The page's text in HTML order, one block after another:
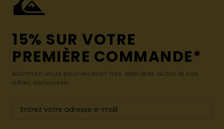
15% SUR VOTRE
PREMIÈRE COMMANDE*
Abonnez-vous pour recevoir nos dernières actus et nos
offres exclusives.